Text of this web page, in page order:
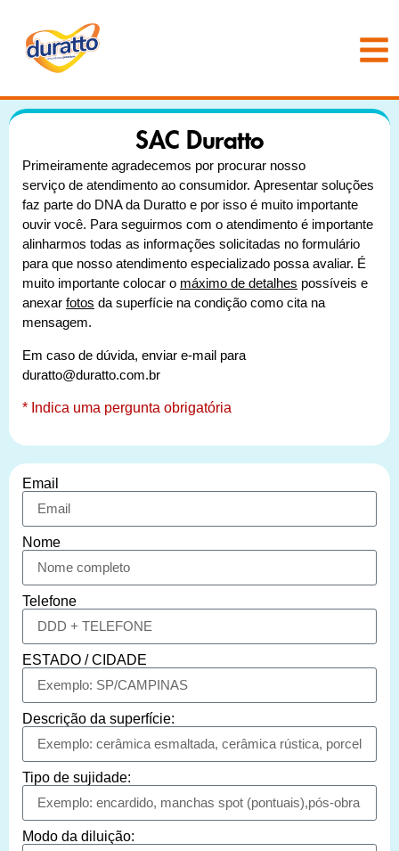
SAC Duratto
Primeiramente agradecemos por procurar nosso
serviço de atendimento ao consumidor. Apresentar soluções
faz parte do DNA da Duratto e por isso é muito importante
ouvir você. Para seguirmos com o atendimento é importante
alinharmos todas as informações solicitadas no formulário
para que nosso atendimento especializado possa avaliar. É
muito importante colocar o máximo de detalhes possíveis e
anexar fotos da superfície na condição como cita na
mensagem.
Em caso de dúvida, enviar e-mail para
duratto@duratto.com.br
* Indica uma pergunta obrigatória
Email
Nome
Telefone
ESTADO / CIDADE
Descrição da superfície:
Tipo de sujidade:
Modo da diluição: